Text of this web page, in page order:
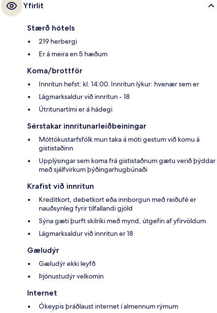
Yfirlit
Stærð hótels
219 herbergi
Er á meira en 5 hæðum
Koma/brottför
Innritun hefst: kl. 14:00. Innritun lýkur: hvenær sem er
Lágmarksaldur við innritun - 18
Útritunartími er á hádegi
Sérstakar innritunarleiðbeiningar
Móttökustarfsfólk mun taka á móti gestum við komu á
gististaðinn
Upplýsingar sem koma frá gististaðnum gætu verið þýddar
með sjálfvirkum þýðingarhugbúnaði
Krafist við innritun
Kreditkort, debetkort eða innborgun með reiðufé er
nauðsynleg fyrir tilfallandi gjöld
Sýna gæti þurft skilríki með mynd, útgefin af yfirvöldum
Lágmarksaldur við innritun er 18
Gæludýr
Gæludýr ekki leyfð
Þjónustudýr velkomin
Internet
Ókeypis þráðlaust internet í almennum rýmum